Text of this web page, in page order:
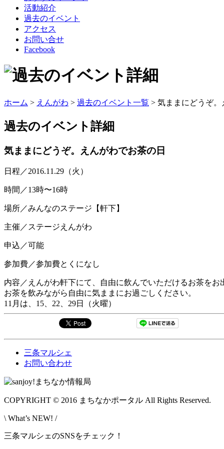
活動紹介
過去のイベント
アクセス
お問い合せ
Facebook
ホーム > えんがわ > 過去のイベント一覧 > 気ままにどうぞ。
過去のイベント詳細
気ままにどうぞ。えんがわでお茶の日
日程／2016.11.29（火）
時間／13時〜16時
場所／みんなのステージ【軒下】
主催／ステージえんがわ
申込／可能
参加費／参加費とくになし
内容／えんがわ軒下にて、自由に飲んでいただけるお茶をお
お茶を飲みながら自由に気ままにお過ごしください。
11月は、15、22、29日（火曜）
三条マルシェ
お問い合わせ
COPYRIGHT © 2016 まちなかポータル All Rights Reserved.
\ What’s NEW! /
三条マルシェのSNSをチェック！